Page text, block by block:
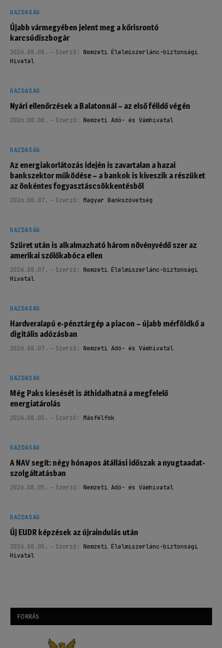
GAZDASÁG
Újabb vármegyében jelent meg a kőrisrontó
karcsúdíszbogár
2026.08.08. Szerző: Nemzeti Élelmiszerlánc-biztonsági
Hivatal
GAZDASÁG
Nyári ellenőrzések a Balatonnál – az első félidő végén
2026.08.08. Szerző: Nemzeti Adó- és Vámhivatal
GAZDASÁG
Az energiakorlátozás idején is zavartalan a hazai
bankszektor működése – a bankok is kiveszik a részüket
az önkéntes fogyasztáscsökkentésből
2026.08.07. Szerző: Magyar Bankszövetség
GAZDASÁG
Szüret után is alkalmazható három növényvédő szer az
amerikai szőlőkabóca ellen
2026.08.07. Szerző: Nemzeti Élelmiszerlánc-biztonsági
Hivatal
GAZDASÁG
Hardveralapú e-pénztárgép a piacon – újabb mérföldkő a
digitális adózásban
2026.08.07. Szerző: Nemzeti Adó- és Vámhivatal
GAZDASÁG
Még Paks kiesését is áthidalhatná a megfelelő
energiatárolás
2026.08.05. Szerző: Másfélfok
GAZDASÁG
A NAV segít: négy hónapos átállási időszak a nyugtaadat-
szolgáltatásban
2026.08.05. Szerző: Nemzeti Adó- és Vámhivatal
GAZDASÁG
Új EUDR képzések az újraindulás után
2026.08.05. Szerző: Nemzeti Élelmiszerlánc-biztonsági
Hivatal
FORRÁS